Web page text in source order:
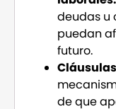
deudas u
puedan
futuro.
de que